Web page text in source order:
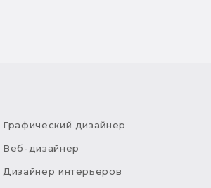
Графический дизайнер
Веб-дизайнер
Дизайнер интерьеров